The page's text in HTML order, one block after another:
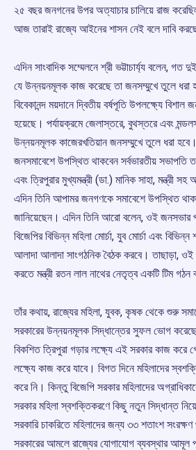
২৫ বছর জনগনের উপর অত্যাচার চালিয়ে রাজ
আজ তারাই রাজ্যে আইনের শাসন নেই বলে দাবি
এদিন সাংবাদিক সম্মেলনে শ্রী ভট্টাচার্য্য বলেন, গত
যে উন্নয়নমূলক কাজ করেছে তা জনসম্মুখে তুলে ধরা
বিবেকানন্দ ময়দানে দ্বিতীয় বর্ষপূতি উপলক্ষ্যে
হয়েছে। পর্যায়ক্রমে জেলাস্তরে, বুথস্তরে এবং
উন্নয়নমূলক কাজেরখতিয়ান জনসম্মুখে তুলে ধরা
জনসমাবেশে উপস্থিত থাকবেন সর্বভারতীয় সভাপতি
এবং ত্রিপুরার মুখ্যমন্ত্রী (ডা.) মানিক সাহা, মন্ত্রী
এদিন তিনি আপামর জনগণকে সমাবেশে উপস্থিত
জানিয়েছেন। এদিন তিনি আরো বলেন, ওই জনসভার
বিজেপির বিভিন্ন মহিলা মোর্চা, যুব মোর্চা এবং
আলাদা আলাদা সাংগঠনিক বৈঠক করবে। তাছাড়া,
করতে মন্ত্রী রতন লাল নাথের নেতৃত্ব একটি টিম গঠন
তাঁর কথায়, রাজ্যের মহিলা, যুবক, কৃষক থেকে শুরু
সরকারের উন্নয়নমূলক সিদ্ধান্তের সুফল ভোগ
বিকশিত ত্রিপুরা গড়ার লক্ষ্যে এই সরকার কাজ করে
লক্ষ্যে কাজ করে যাবে। বিগত দিনে মহিলাদের
করে নি। কিন্তু বিজেপি সরকার মহিলাদের
সরকার মহিলা স্বশক্তিকরণে কিছু নতুন সিদ্ধান্ত
সরকারি চাকরিতে মহিলাদের জন্য ৩৩ শতাংশ সংরক্ষণ
সরকারের আমলে রাজ্যের যোগাযোগ ব্যবস্থার আমূল